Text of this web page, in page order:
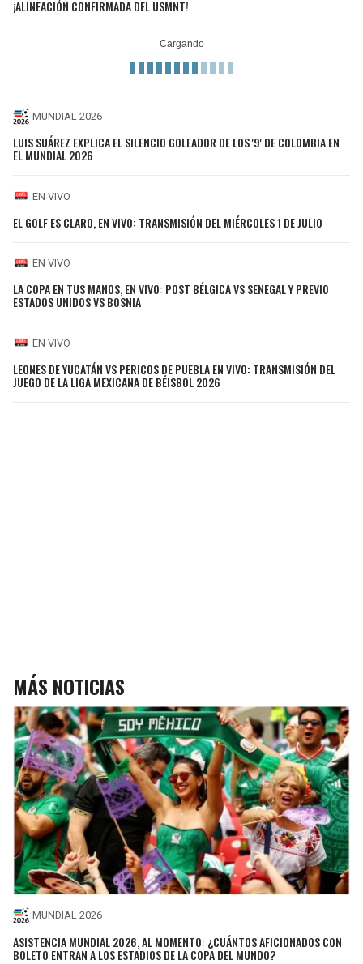
¡ALINEACIÓN CONFIRMADA DEL USMNT!
MUNDIAL 2026
LUIS SUÁREZ EXPLICA EL SILENCIO GOLEADOR DE LOS '9' DE COLOMBIA EN
EL MUNDIAL 2026
EN VIVO
EL GOLF ES CLARO, EN VIVO: TRANSMISIÓN DEL MIÉRCOLES 1 DE JULIO
EN VIVO
LA COPA EN TUS MANOS, EN VIVO: POST BÉLGICA VS SENEGAL Y PREVIO
ESTADOS UNIDOS VS BOSNIA
EN VIVO
LEONES DE YUCATÁN VS PERICOS DE PUEBLA EN VIVO: TRANSMISIÓN DEL
JUEGO DE LA LIGA MEXICANA DE BÉISBOL 2026
MÁS NOTICIAS
MUNDIAL 2026
ASISTENCIA MUNDIAL 2026, AL MOMENTO: ¿CUÁNTOS AFICIONADOS CON
BOLETO ENTRAN A LOS ESTADIOS DE LA COPA DEL MUNDO?